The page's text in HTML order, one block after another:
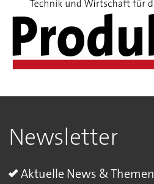
Newsletter
Aktuelle News & Themen